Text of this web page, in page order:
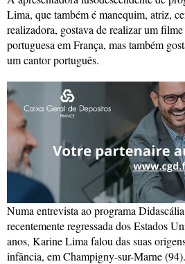
Lima, que também é manequim, atriz,
realizadora, gostava de realizar um
portuguesa em França, mas também
um cantor português.
Numa entrevista ao programa
recentemente regressada dos Estados
anos, Karine Lima falou das suas
infância, em Champigny-sur-Marne (94).